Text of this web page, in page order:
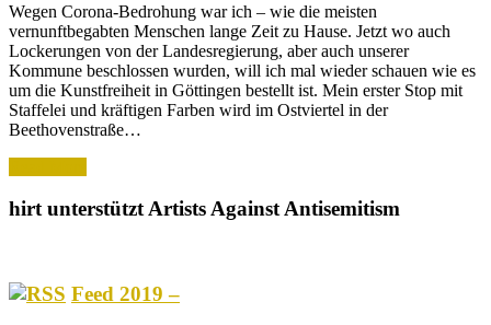
Wegen Corona-Bedrohung war ich – wie die meisten
vernunftbegabten Menschen lange Zeit zu Hause. Jetzt wo auch
Lockerungen von der Landesregierung, aber auch unserer
Kommune beschlossen wurden, will ich mal wieder schauen wie es
um die Kunstfreiheit in Göttingen bestellt ist. Mein erster Stop mit
Staffelei und kräftigen Farben wird im Ostviertel in der
Beethovenstraße…
hirt unterstützt Artists Against Antisemitism
Feed 2019 –